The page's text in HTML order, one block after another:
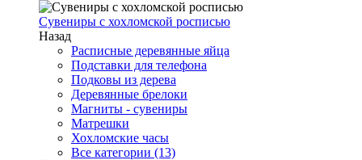
Сувениры с хохломской росписью
Назад
Расписные деревянные яйца
Подставки для телефона
Подковы из дерева
Деревянные брелоки
Магниты - сувениры
Матрешки
Хохломские часы
Все категории (13)